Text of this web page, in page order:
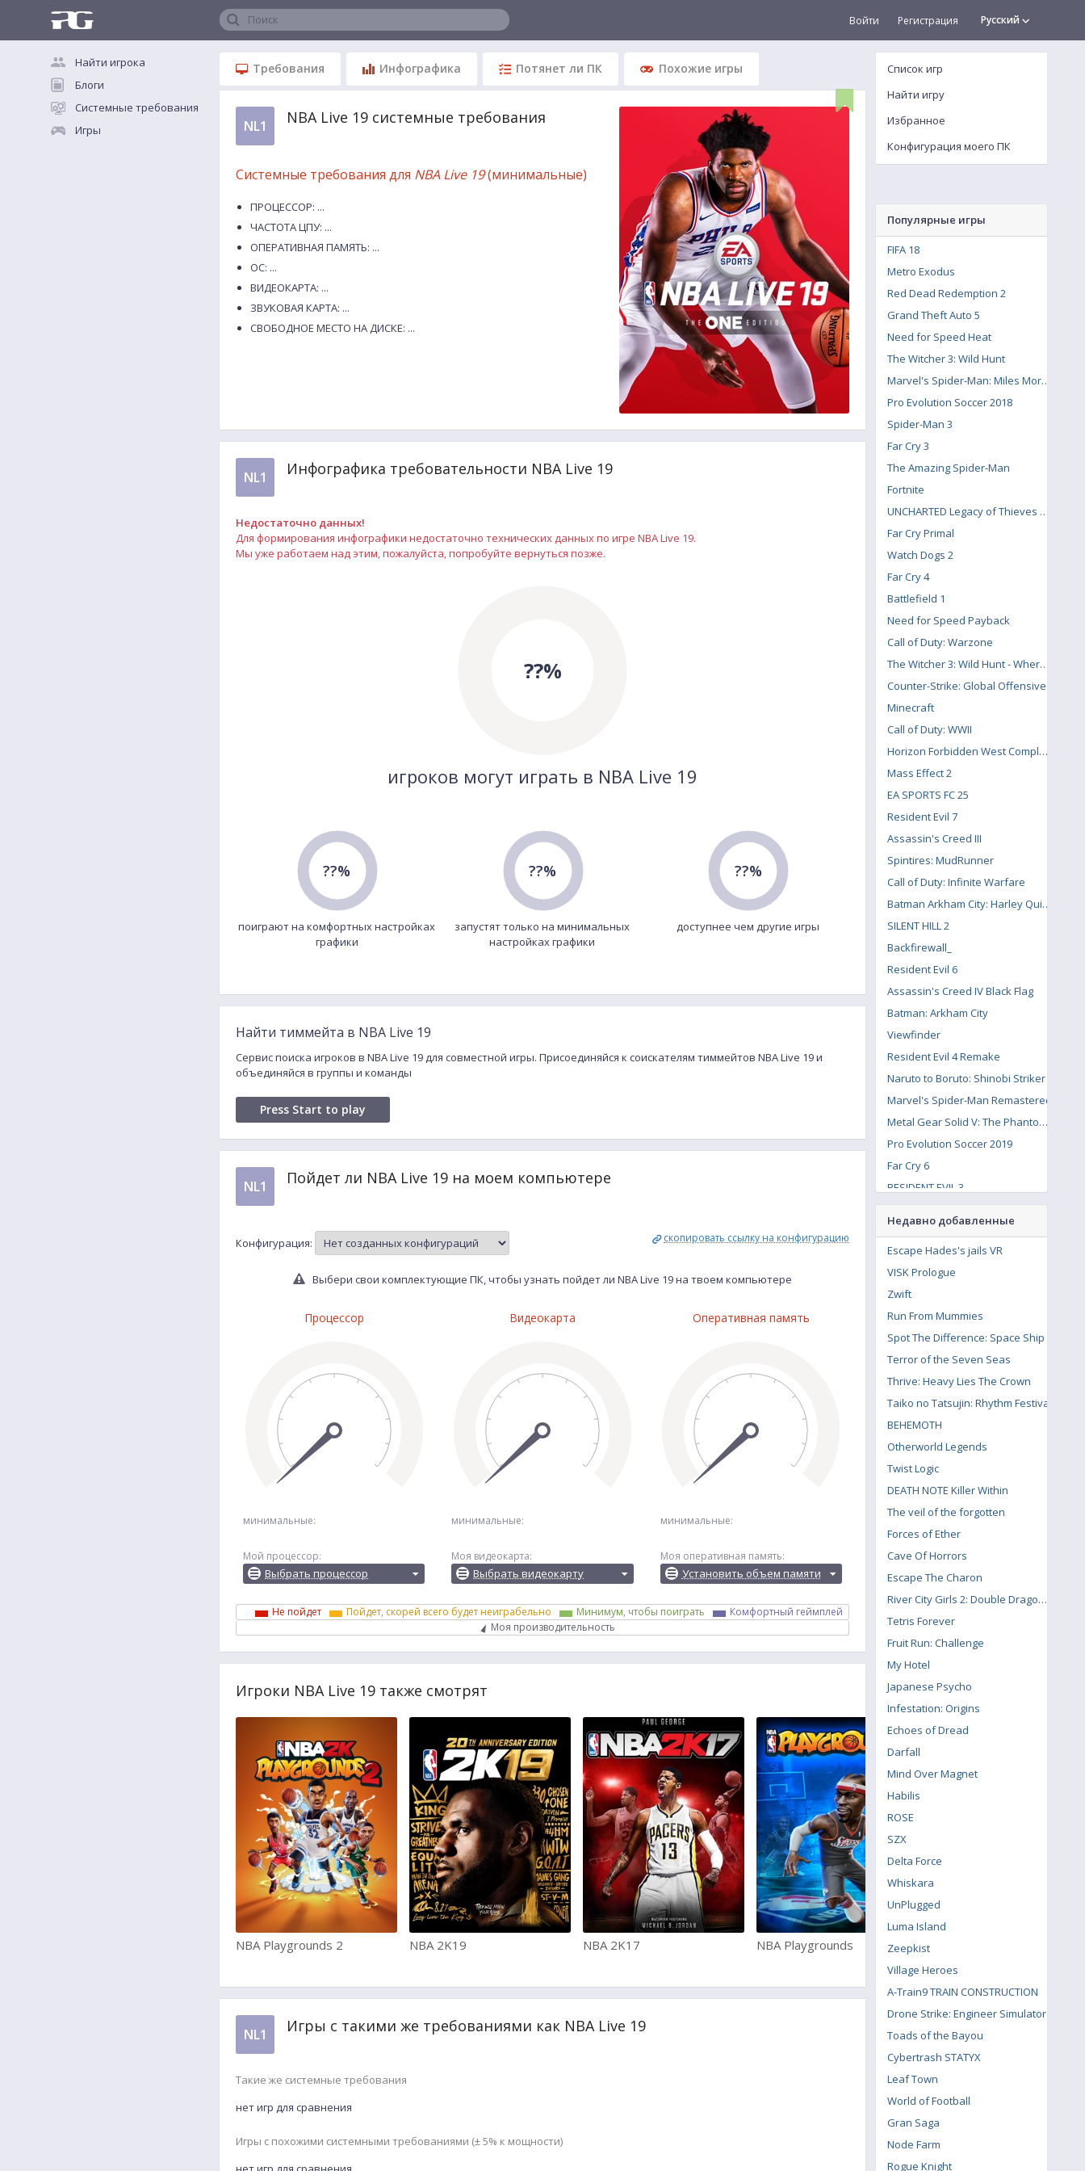
Поиск Русский
Войти Регистрация
Найти игрока
Блоги
Системные требования
Игры
Требования Инфографика Потянет ли ПК Похожие игры
NL1 NBA Live 19 системные требования
Системные требования для NBA Live 19(минимальные)
ПРОЦЕССОР: ...
ЧАСТОТА ЦПУ: ...
ОПЕРАТИВНАЯ ПАМЯТЬ: ...
ОС: ...
ВИДЕОКАРТА: ...
ЗВУКОВАЯ КАРТА: ...
СВОБОДНОЕ МЕСТО НА ДИСКЕ: ...
NL1 Инфографика требовательности NBA Live 19
Недостаточно данных!
Для формирования инфографики недостаточно технических данных по игре NBA Live 19.
Мы уже работаем над этим, пожалуйста, попробуйте вернуться позже.
??%
игроков могут играть в NBA Live 19
??%
поиграют на комфортных настройках
графики
??%
запустят только на минимальных
настройках графики
??%
доступнее чем другие игры
Найти тиммейта в NBA Live 19
Сервис поиска игроков в NBA Live 19 для совместной игры. Присоединяйся к соискателям тиммейтов NBA Live 19 и
объединяйся в группы и команды
Press Start to play
NL1 Пойдет ли NBA Live 19 на моем компьютере
Конфигурация: скопировать ссылку на конфигурацию
Выбери свои комплектующие ПК, чтобы узнать пойдет ли NBA Live 19 на твоем компьютере
Процессор
минимальные:
Мой процессор:
Выбрать процессор
Видеокарта
минимальные:
Моя видеокарта:
Выбрать видеокарту
Оперативная память
минимальные:
Моя оперативная память:
Установить объем памяти
Не пойдет Пойдет, скорей всего будет неиграбельно Минимум, чтобы поиграть
Комфортный геймплей
Моя производительность
Игроки NBA Live 19 также смотрят
NBA Playgrounds 2 NBA 2K19 NBA 2K17 NBA Playgrounds
NL1 Игры с такими же требованиями как NBA Live 19
Такие же системные требования
нет игр для сравнения
Игры с похожими системными требованиями (± 5% к мощности)
Список игр
Найти игру
Избранное
Конфигурация моего ПК
Популярные игры
FIFA 18
Metro Exodus
Red Dead Redemption 2
Grand Theft Auto 5
Need for Speed Heat
The Witcher 3: Wild Hunt
Marvel's Spider-Man: Miles Morales
Pro Evolution Soccer 2018
Spider-Man 3
Far Cry 3
The Amazing Spider-Man
Fortnite
UNCHARTED Legacy of Thieves Collection
Far Cry Primal
Watch Dogs 2
Far Cry 4
Battlefield 1
Need for Speed Payback
Call of Duty: Warzone
The Witcher 3: Wild Hunt - Where the Cat and Wolf Play
Counter-Strike: Global Offensive
Minecraft
Call of Duty: WWII
Horizon Forbidden West Complete Edition
Mass Effect 2
EA SPORTS FC 25
Resident Evil 7
Assassin's Creed III
Spintires: MudRunner
Call of Duty: Infinite Warfare
Batman Arkham City: Harley Quinn's Revenge
SILENT HILL 2
Backfirewall_
Resident Evil 6
Assassin's Creed IV Black Flag
Batman: Arkham City
Viewfinder
Resident Evil 4 Remake
Naruto to Boruto: Shinobi Striker
Marvel's Spider-Man Remastered
Metal Gear Solid V: The Phantom Pain
Pro Evolution Soccer 2019
Far Cry 6
RESIDENT EVIL 3
Dragon Ball FighterZ
METAL GEAR SOLID 3: Snake Eater
RESIDENT EVIL 2 / BIOHAZARD RE:2
Overcooked! 2
Недавно добавленные
Escape Hades's jails VR
VISK Prologue
Zwift
Run From Mummies
Spot The Difference: Space Ship
Terror of the Seven Seas
Thrive: Heavy Lies The Crown
Taiko no Tatsujin: Rhythm Festival
BEHEMOTH
Otherworld Legends
Twist Logic
DEATH NOTE Killer Within
The veil of the forgotten
Forces of Ether
Cave Of Horrors
Escape The Charon
River City Girls 2: Double Dragon DLC
Tetris Forever
Fruit Run: Challenge
My Hotel
Japanese Psycho
Infestation: Origins
Echoes of Dread
Darfall
Mind Over Magnet
Habilis
ROSE
SZX
Delta Force
Whiskara
UnPlugged
Luma Island
Zeepkist
Village Heroes
A-Train9 TRAIN CONSTRUCTION
Drone Strike: Engineer Simulator
Toads of the Bayou
Cybertrash STATYX
Leaf Town
World of Football
Gran Saga
Node Farm
Rogue Knight